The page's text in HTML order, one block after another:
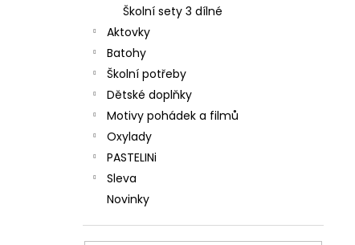
Školní sety 3 dílné
Aktovky
Batohy
Školní potřeby
Dětské doplňky
Motivy pohádek a filmů
Oxylady
PASTELINi
Sleva
Novinky
LÁHEV OXY CLICK 600 ML GALAXY
299 Kč